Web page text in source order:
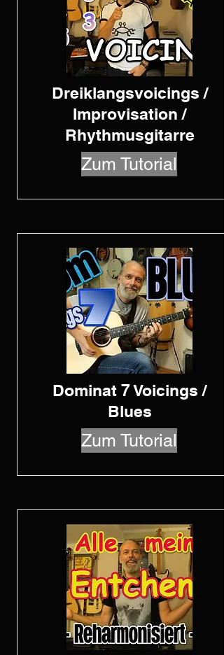
Dreiklangsvoicings /
Improvisation /
Rhythmusgitarre
Zum Tutorial
Dominat 7 Voicings /
Blues
Zum Tutorial